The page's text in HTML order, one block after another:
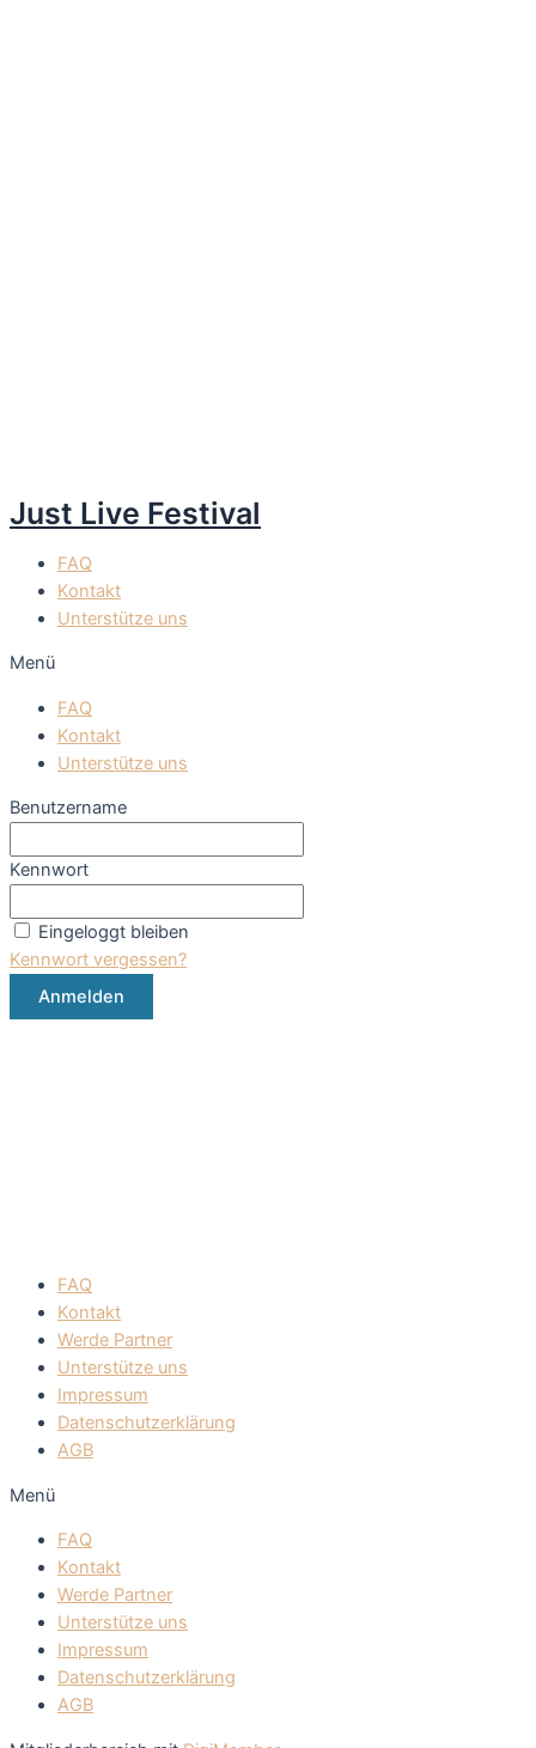
Just Live Festival
FAQ
Kontakt
Unterstütze uns
Menü
FAQ
Kontakt
Unterstütze uns
Benutzername
Kennwort
Eingeloggt bleiben
Kennwort vergessen?
FAQ
Kontakt
Werde Partner
Unterstütze uns
Impressum
Datenschutzerklärung
AGB
Menü
FAQ
Kontakt
Werde Partner
Unterstütze uns
Impressum
Datenschutzerklärung
AGB